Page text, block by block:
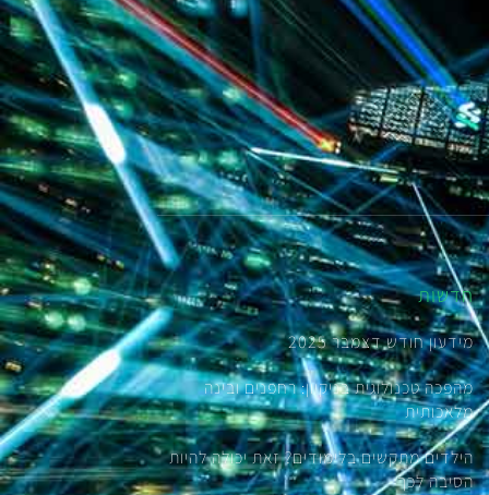
חדשות
מידעון חודש דצמבר 2025
מהפכה טכנולוגית בניקיון: רחפנים ובינה
מלאכותית
הילדים מתקשים בלימודים? זאת יכולה להיות
הסיבה לכך